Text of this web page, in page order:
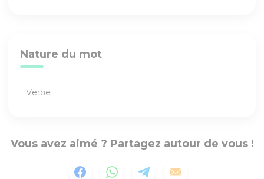
Nature du mot
Verbe
Vous avez aimé ? Partagez autour de vous !